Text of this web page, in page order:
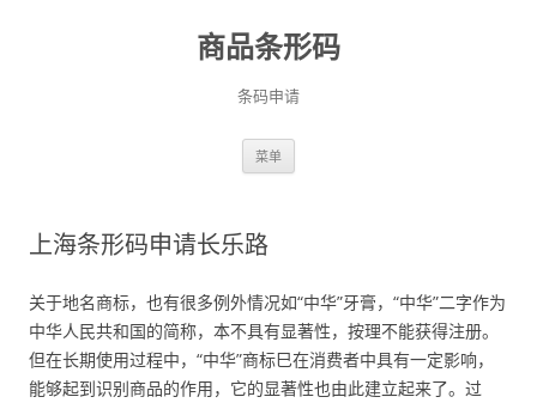
商品条形码
条码申请
菜单
上海条形码申请长乐路
关于地名商标，也有很多例外情况如“中华”牙膏，“中华”二字作为
中华人民共和国的简称，本不具有显著性，按理不能获得注册。
但在长期使用过程中，“中华”商标巳在消费者中具有一定影响，
能够起到识别商品的作用，它的显著性也由此建立起来了。过